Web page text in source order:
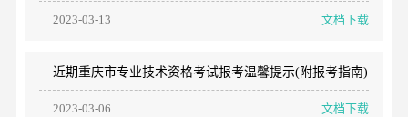
2023-03-13 文档下载
近期重庆市专业技术资格考试报考温馨提示(附报考指南)
2023-03-06 文档下载